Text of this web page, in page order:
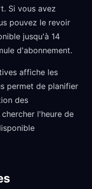
Si vous avez
pouvez le revoir
jusqu'à 14
d'abonnement.
affiche les
permet de planifier
des
l'heure de